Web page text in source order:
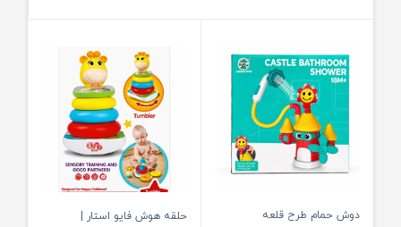
دوش حمام طرح قلعه
حلقه هوش فایو استار |